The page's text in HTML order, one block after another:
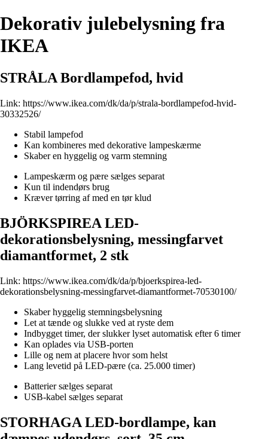
Dekorativ julebelysning fra
IKEA
STRÅLA Bordlampefod, hvid
Link: https://www.ikea.com/dk/da/p/strala-bordlampefod-hvid-
30332526/
Stabil lampefod
Kan kombineres med dekorative lampeskærme
Skaber en hyggelig og varm stemning
Lampeskærm og pære sælges separat
Kun til indendørs brug
Kræver tørring af med en tør klud
BJÖRKSPIREA LED-
dekorationsbelysning, messingfarvet
diamantformet, 2 stk
Link: https://www.ikea.com/dk/da/p/bjoerkspirea-led-
dekorationsbelysning-messingfarvet-diamantformet-70530100/
Skaber hyggelig stemningsbelysning
Let at tænde og slukke ved at ryste dem
Indbygget timer, der slukker lyset automatisk efter 6 timer
Kan oplades via USB-porten
Lille og nem at placere hvor som helst
Lang levetid på LED-pære (ca. 25.000 timer)
Batterier sælges separat
USB-kabel sælges separat
STORHAGA LED-bordlampe, kan